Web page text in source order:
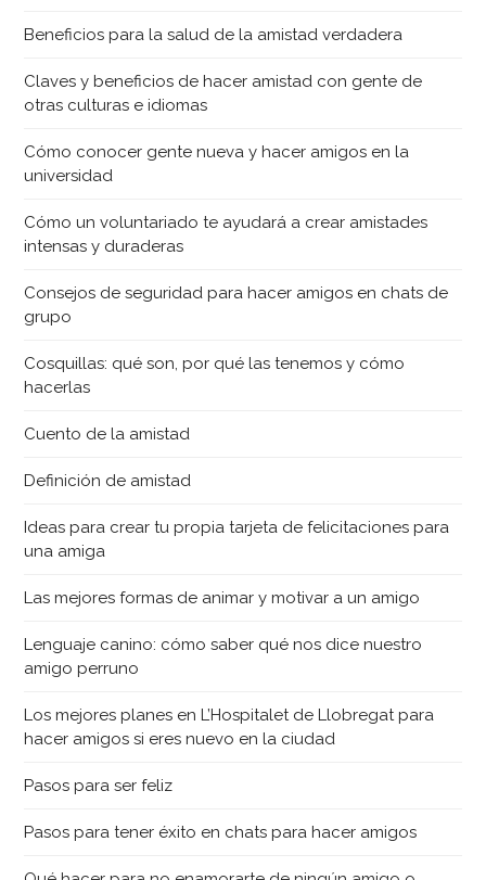
Beneficios para la salud de la amistad verdadera
Claves y beneficios de hacer amistad con gente de
otras culturas e idiomas
Cómo conocer gente nueva y hacer amigos en la
universidad
Cómo un voluntariado te ayudará a crear amistades
intensas y duraderas
Consejos de seguridad para hacer amigos en chats de
grupo
Cosquillas: qué son, por qué las tenemos y cómo
hacerlas
Cuento de la amistad
Definición de amistad
Ideas para crear tu propia tarjeta de felicitaciones para
una amiga
Las mejores formas de animar y motivar a un amigo
Lenguaje canino: cómo saber qué nos dice nuestro
amigo perruno
Los mejores planes en L’Hospitalet de Llobregat para
hacer amigos si eres nuevo en la ciudad
Pasos para ser feliz
Pasos para tener éxito en chats para hacer amigos